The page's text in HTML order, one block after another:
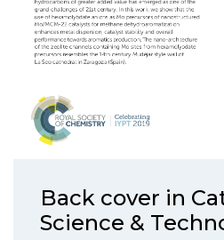
Back cover in
Science &